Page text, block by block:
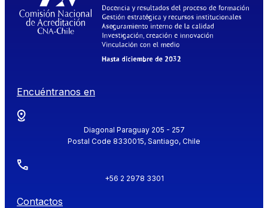
Encuéntranos en
Diagonal Paraguay 205 - 257
Postal Code 8330015, Santiago, Chile
+56 2 2978 3301
Contactos